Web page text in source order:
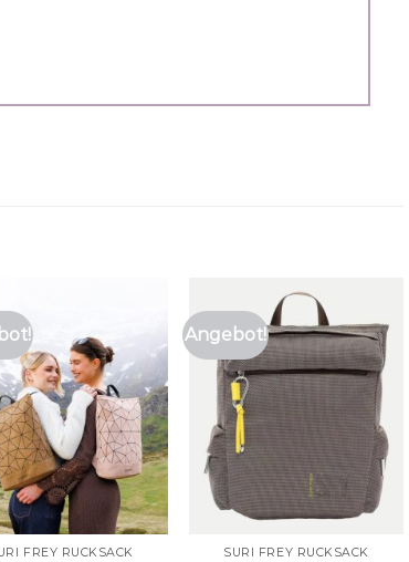
FREY RUCKSACK
Angebot!
SURI FREY RUCKSACK